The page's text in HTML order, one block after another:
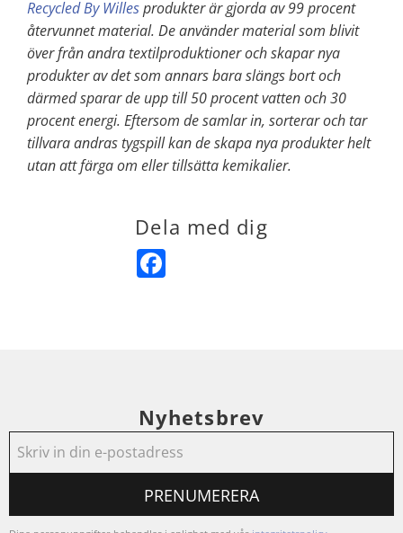
Recycled By Willesprodukter är gjorda av 99 procent
återvunnet material. De använder material som blivit
över från andra textilproduktioner och skapar nya
produkter av det som annars bara slängs bort och
därmed sparar de upp till 50 procent vatten och 30
procent energi. Eftersom de samlar in, sorterar och tar
tillvara andras tygspill kan de skapa nya produkter helt
utan att färga om eller tillsätta kemikalier.
Dela med dig
Nyhetsbrev
PRENUMERERA